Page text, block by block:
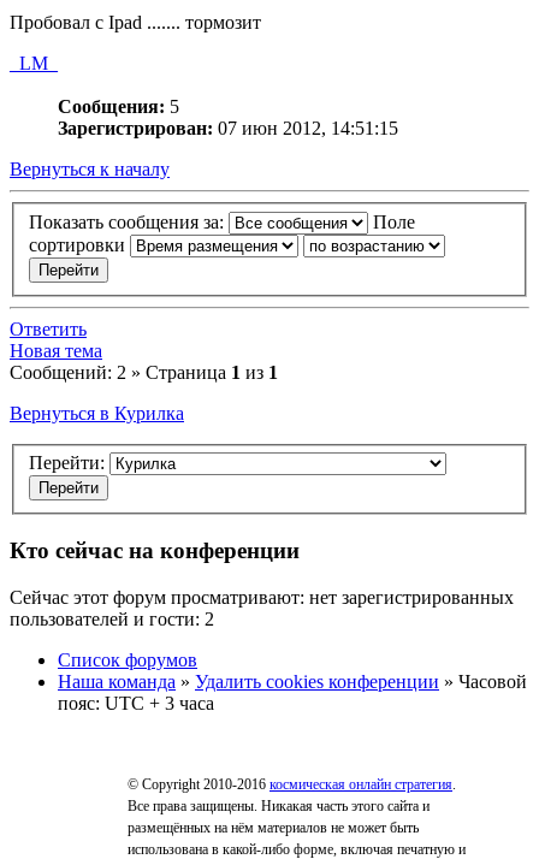
Пробовал с Ipad ....... тормозит
_LM_
Сообщения: 5
Зарегистрирован: 07 июн 2012, 14:51:15
Вернуться к началу
Показать сообщения за:
Поле
сортировки
Ответить
Новая тема
Сообщений: 2 » Страница 1 из 1
Вернуться в Курилка
Перейти:
Кто сейчас на конференции
Сейчас этот форум просматривают: нет зарегистрированных
пользователей и гости: 2
Список форумов
Наша команда » Удалить cookies конференции » Часовой
пояс: UTC + 3 часа
© Copyright 2010-2016 космическая онлайн стратегия
Все права защищены. Никакая часть этого сайта и
размещённых на нём материалов не может быть
использована в какой-либо форме, включая печатную и